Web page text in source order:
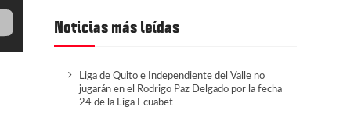
Noticias más leídas
Liga de Quito e Independiente del Valle no
jugarán en el Rodrigo Paz Delgado por la fecha
24 de la Liga Ecuabet